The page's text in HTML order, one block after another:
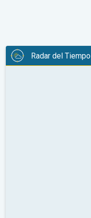
Radar del Tiempo